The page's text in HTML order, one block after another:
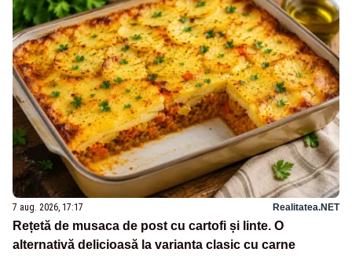
7 aug. 2026, 17:17 Realitatea.NET
Rețetă de musaca de post cu cartofi și linte. O
alternativă delicioasă la varianta clasic cu carne